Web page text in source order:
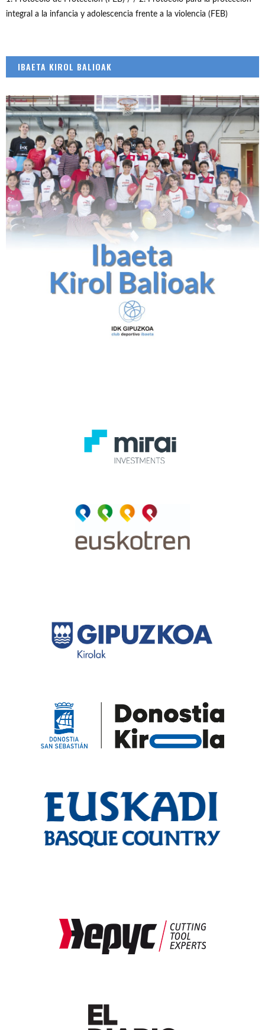
integral a la infancia y adolescencia frente a la violencia (FEB)
IBAETA KIROL BALIOAK